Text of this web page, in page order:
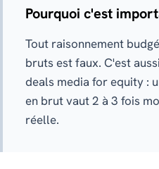
Pourquoi c'est
Tout raisonnement
bruts est faux. C'est
deals media for equity :
en brut vaut 2 à 3 fois
réelle.